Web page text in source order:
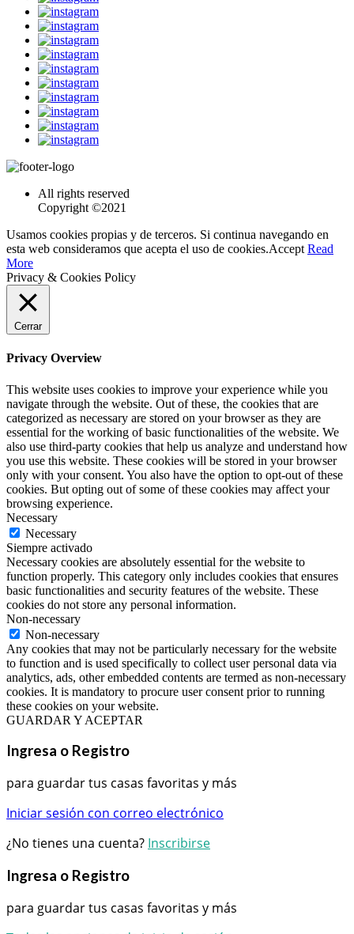
All rights reserved
Copyright ©2021
Usamos cookies propias y de terceros. Si continua navegando en
esta web consideramos que acepta el uso de cookies.Accept Read
More
Privacy & Cookies Policy
Cerrar
Privacy Overview
This website uses cookies to improve your experience while you
navigate through the website. Out of these, the cookies that are
categorized as necessary are stored on your browser as they are
essential for the working of basic functionalities of the website. We
also use third-party cookies that help us analyze and understand how
you use this website. These cookies will be stored in your browser
only with your consent. You also have the option to opt-out of these
cookies. But opting out of some of these cookies may affect your
browsing experience.
Necessary
Necessary
Siempre activado
Necessary cookies are absolutely essential for the website to
function properly. This category only includes cookies that ensures
basic functionalities and security features of the website. These
cookies do not store any personal information.
Non-necessary
Non-necessary
Any cookies that may not be particularly necessary for the website
to function and is used specifically to collect user personal data via
analytics, ads, other embedded contents are termed as non-necessary
cookies. It is mandatory to procure user consent prior to running
these cookies on your website.
GUARDAR Y ACEPTAR
Ingresa o Registro
para guardar tus casas favoritas y más
Iniciar sesión con correo electrónico
¿No tienes una cuenta? Inscribirse
Ingresa o Registro
para guardar tus casas favoritas y más